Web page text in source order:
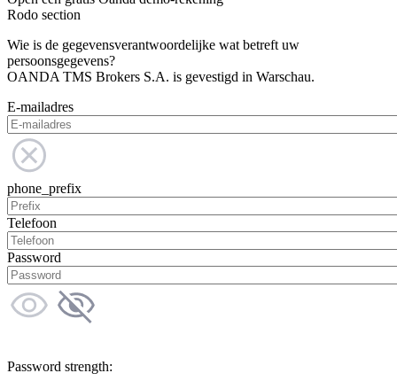
Rodo section
Wie is de gegevensverantwoordelijke wat betreft uw
persoonsgegevens?
OANDA TMS Brokers S.A. is gevestigd in Warschau.
E-mailadres
phone_prefix
Telefoon
Password
Password strength: